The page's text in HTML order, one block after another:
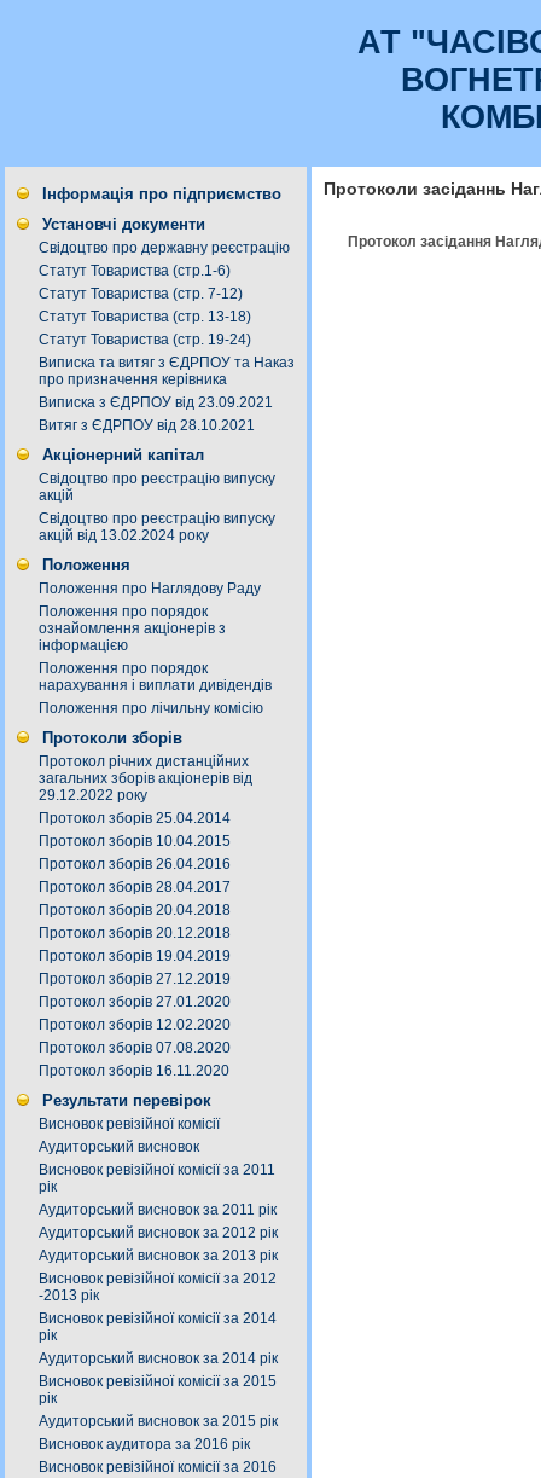
АТ
Інформація про підприємство
Установчі документи
Свідоцтво про державну реєстрацію
Статут Товариства (стр.1-6)
Статут Товариства (стр. 7-12)
Статут Товариства (стр. 13-18)
Статут Товариства (стр. 19-24)
Виписка та витяг з ЄДРПОУ та Наказ
про призначення керівника
Виписка з ЄДРПОУ від 23.09.2021
Витяг з ЄДРПОУ від 28.10.2021
Акціонерний капітал
Свідоцтво про реєстрацію випуску
акцій
Свідоцтво про реєстрацію випуску
акцій від 13.02.2024 року
Положення
Положення про Наглядову Раду
Положення про порядок
ознайомлення акціонерів з
інформацією
Положення про порядок
нарахування і виплати дивідендів
Положення про лічильну комісію
Протоколи зборів
Протокол річних дистанційних
загальних зборів акціонерів від
29.12.2022 року
Протокол зборів 25.04.2014
Протокол зборів 10.04.2015
Протокол зборів 26.04.2016
Протокол зборів 28.04.2017
Протокол зборів 20.04.2018
Протокол зборів 20.12.2018
Протокол зборів 19.04.2019
Протокол зборів 27.12.2019
Протокол зборів 27.01.2020
Протокол зборів 12.02.2020
Протокол зборів 07.08.2020
Протокол зборів 16.11.2020
Результати перевірок
Висновок ревізійної комісії
Аудиторський висновок
Висновок ревізійної комісії за 2011
рік
Аудиторський висновок за 2011 рік
Аудиторський висновок за 2012 рік
Аудиторський висновок за 2013 рік
Висновок ревізійної комісії за 2012
-2013 рік
Висновок ревізійної комісії за 2014
рік
Аудиторський висновок за 2014 рік
Висновок ревізійної комісії за 2015
рік
Аудиторський висновок за 2015 рік
Висновок аудитора за 2016 рік
Висновок ревізійної комісії за 2016
Протоколи засіданнь
Протокол засідання